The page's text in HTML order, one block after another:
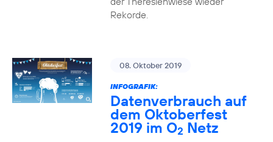
Rekorde.
08. Oktober 2019
INFOGRAFIK:
Datenverbrauch auf
dem Oktoberfest
2019 im O2 Netz